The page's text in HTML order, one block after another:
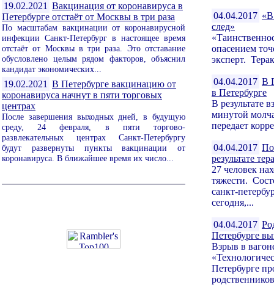
19.02.2021 Вакцинация от коронавируса в
Петербурге отстаёт от Москвы в три раза
По масштабам вакцинации от коронавирусной
инфекции Санкт-Петербург в настоящее время
отстаёт от Москвы в три раза. Это отставание
обусловлено целым рядом факторов, объяснил
кандидат экономических...
19.02.2021 В Петербурге вакцинацию от
коронавируса начнут в пяти торговых
центрах
После завершения выходных дней, в будущую
среду, 24 февраля, в пяти торгово-
развлекательных центрах Санкт-Петербургу
будут развернуты пункты вакцинации от
коронавируса. В ближайшее время их число...
04.04.2017 «В
след»
опасением
эксперт.
04.04.2017 В
в Петербурге
В результате
минутой
передает
04.04.2017
результате
27 человек
тяжести.
санкт-
сегодня,...
04.04.2017
Петербурге
Взрыв в
Петербурге